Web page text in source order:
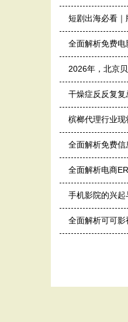
短剧出海必看
全面解析免费
2026年，北京
干燥症反反复
槟榔代理行业
全面解析免费
全面解析电商
手机影院的兴
全面解析可可